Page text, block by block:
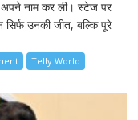
अपने नाम कर ली। स्टेज पर
सिर्फ उनकी जीत, बल्कि पूरे
Telly World